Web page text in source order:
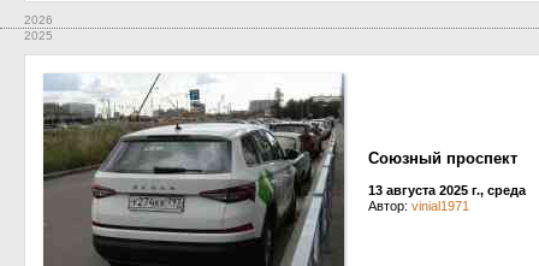
2026
2025
Союзный проспект
13 августа 2025 г., среда
Автор: vinial1971